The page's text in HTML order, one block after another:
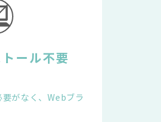
ール不要
がなく、Webブラ